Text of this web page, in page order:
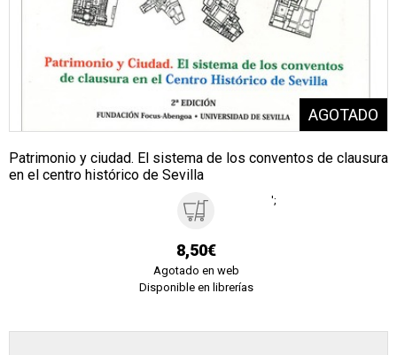
Patrimonio y ciudad. El sistema de los conventos de clausura
en el centro histórico de Sevilla
8,50€
Agotado en web
Disponible en librerías
';